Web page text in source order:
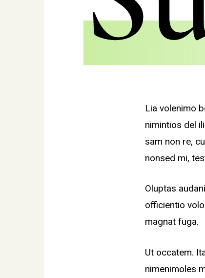
Lia volenimo
nimintios del
sam non re,
nonsed mi,
Oluptas
officientio
magnat fuga.
Ut occatem.
nimenimoles